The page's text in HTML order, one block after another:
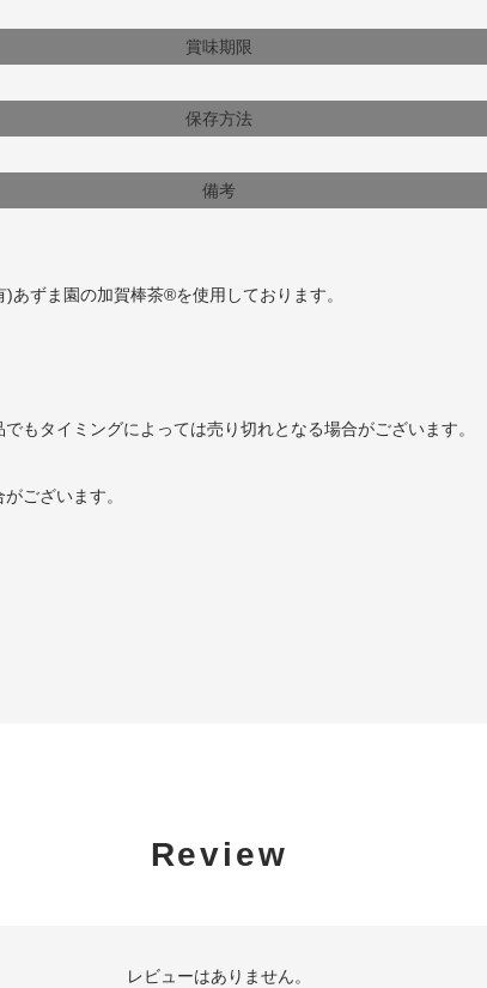
賞味期限
保存方法
備考
ずま園の加賀棒茶®を使用しております。
もタイミングによっては売り切れとなる場合がございます。
ございます。
Review
レビューはありません。